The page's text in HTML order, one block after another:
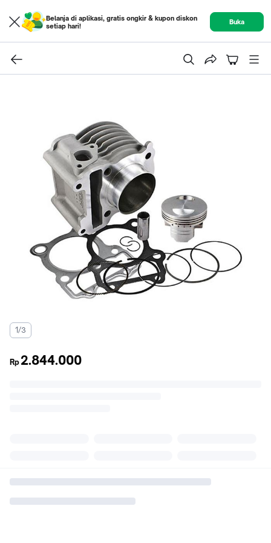
Belanja di aplikasi, gratis ongkir & kupon diskon
setiap hari!
Buka
1/3
Rp 2.844.000